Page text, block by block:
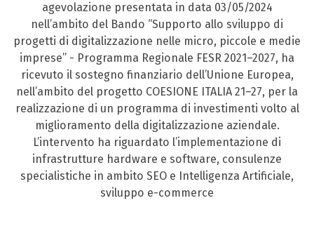
agevolazione presentata in data 03/05/2024
nell’ambito del Bando “Supporto allo sviluppo di
progetti di digitalizzazione nelle micro, piccole e medie
imprese” - Programma Regionale FESR 2021–2027, ha
ricevuto il sostegno finanziario dell’Unione Europea,
nell’ambito del progetto COESIONE ITALIA 21–27, per la
realizzazione di un programma di investimenti volto al
miglioramento della digitalizzazione aziendale.
L’intervento ha riguardato l’implementazione di
infrastrutture hardware e software, consulenze
specialistiche in ambito SEO e Intelligenza Artificiale,
sviluppo e-commerce